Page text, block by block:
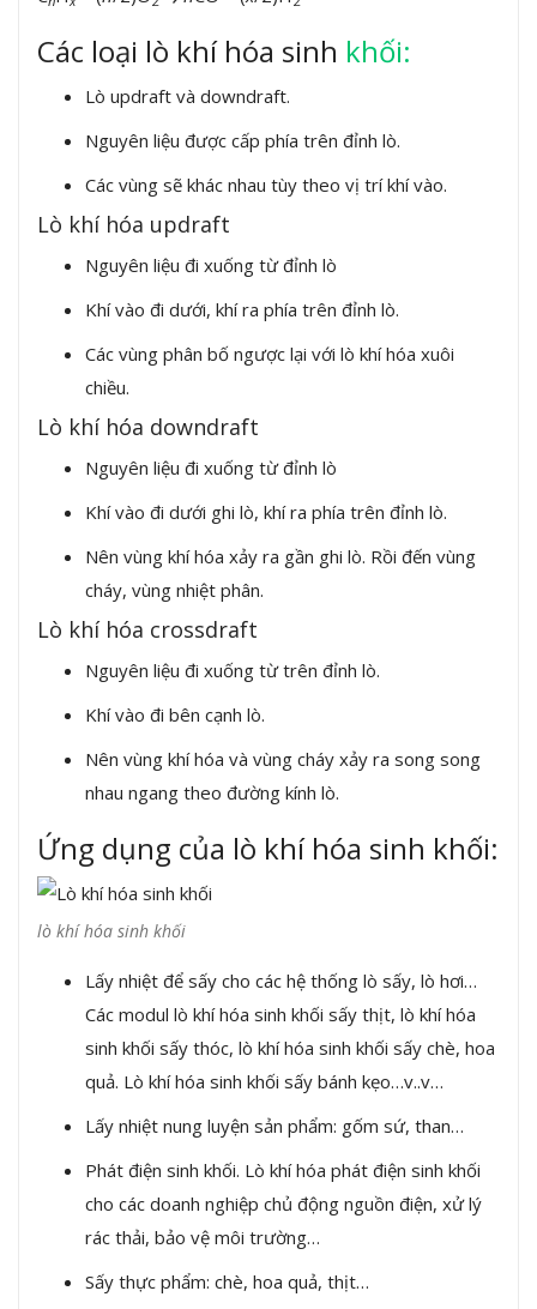
Các loại lò khí hóa sinh khối:
Lò updraft và downdraft.
Nguyên liệu được cấp phía trên đỉnh lò.
Các vùng sẽ khác nhau tùy theo vị trí khí vào.
Lò khí hóa updraft
Nguyên liệu đi xuống từ đỉnh lò
Khí vào đi dưới, khí ra phía trên đỉnh lò.
Các vùng phân bố ngược lại với lò khí hóa xuôi
chiều.
Lò khí hóa downdraft
Nguyên liệu đi xuống từ đỉnh lò
Khí vào đi dưới ghi lò, khí ra phía trên đỉnh lò.
Nên vùng khí hóa xảy ra gần ghi lò. Rồi đến vùng
cháy, vùng nhiệt phân.
Lò khí hóa crossdraft
Nguyên liệu đi xuống từ trên đỉnh lò.
Khí vào đi bên cạnh lò.
Nên vùng khí hóa và vùng cháy xảy ra song song
nhau ngang theo đường kính lò.
Ứng dụng của lò khí hóa sinh khối:
lò khí hóa sinh khối
Lấy nhiệt để sấy cho các hệ thống lò sấy, lò hơi…
Các modul lò khí hóa sinh khối sấy thịt, lò khí hóa
sinh khối sấy thóc, lò khí hóa sinh khối sấy chè, hoa
quả. Lò khí hóa sinh khối sấy bánh kẹo…v..v…
Lấy nhiệt nung luyện sản phẩm: gốm sứ, than…
Phát điện sinh khối. Lò khí hóa phát điện sinh khối
cho các doanh nghiệp chủ động nguồn điện, xử lý
rác thải, bảo vệ môi trường…
Sấy thực phẩm: chè, hoa quả, thịt…